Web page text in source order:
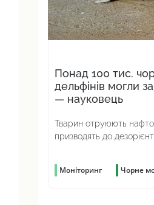
Понад 100 тис.
дельфінів могли
— науковець
Тварин отруюють
призводять до
Моніторинг Чорне